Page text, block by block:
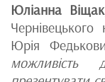
Юліанна Віщак
Чернівецького
Юрія
можливість